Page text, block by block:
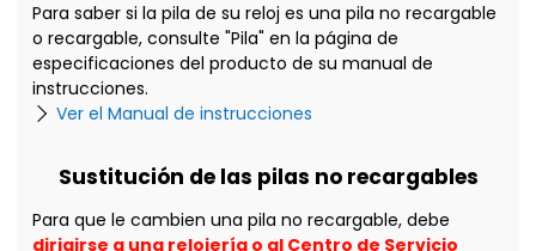
Para saber si la pila de su reloj es una pila no recargable
o recargable, consulte "Pila" en la página de
especificaciones del producto de su manual de
instrucciones.
Ver el Manual de instrucciones
Sustitución de las pilas no recargables
Para que le cambien una pila no recargable, debe
dirigirse a una relojería o al Centro de Servicio